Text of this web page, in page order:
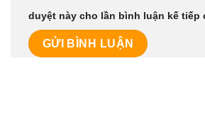
duyệt này cho lần bình luận kế tiếp